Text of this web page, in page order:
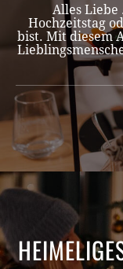
Alles Liebe
Hochzeitstag
bist. Mit diesem